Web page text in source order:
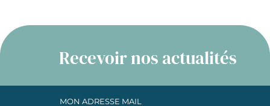
Recevoir nos actualités